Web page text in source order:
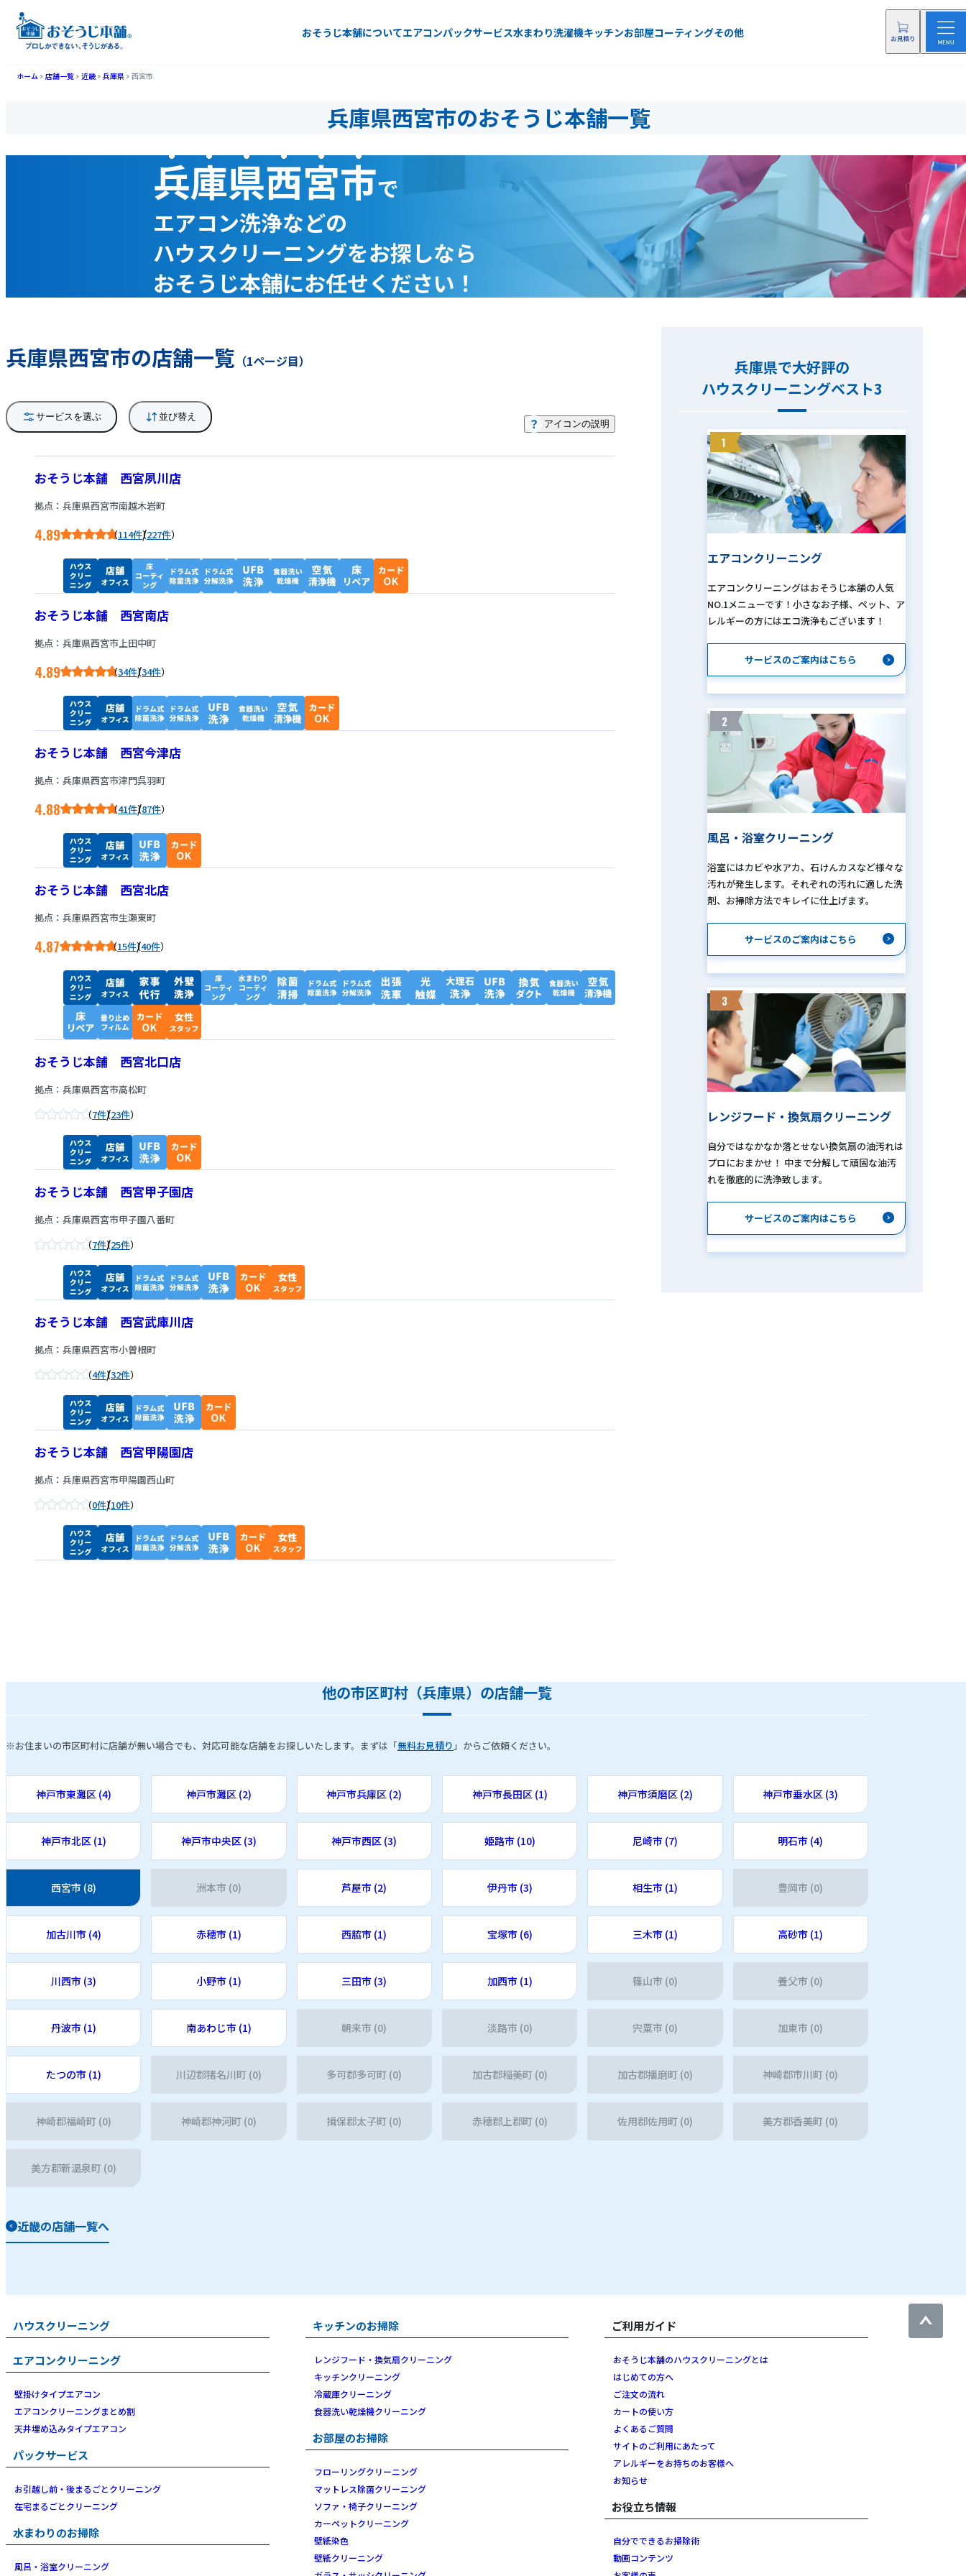
おそうじ本舗についてエアコンパックサービス水まわり洗濯機キッチンお部屋コーティングその他
ホーム 店舗一覧 近畿 兵庫県 西宮市
兵庫県西宮市のおそうじ本舗一覧
兵庫県西宮市で
エアコン洗浄などの
ハウスクリーニングをお探しなら
おそうじ本舗にお任せください！
兵庫県西宮市の店舗一覧 （1ページ目）
サービスを選ぶ 並び替え
アイコンの説明
おそうじ本舗 西宮夙川店
拠点：兵庫県西宮市南越木岩町
4.89 114件/227件
おそうじ本舗 西宮南店
拠点：兵庫県西宮市上田中町
4.89 34件/34件
おそうじ本舗 西宮今津店
拠点：兵庫県西宮市津門呉羽町
4.88 41件/87件
おそうじ本舗 西宮北店
拠点：兵庫県西宮市生瀬東町
4.87 15件/40件
おそうじ本舗 西宮北口店
拠点：兵庫県西宮市高松町
7件/23件
おそうじ本舗 西宮甲子園店
拠点：兵庫県西宮市甲子園八番町
7件/25件
おそうじ本舗 西宮武庫川店
拠点：兵庫県西宮市小曽根町
4件/32件
おそうじ本舗 西宮甲陽園店
拠点：兵庫県西宮市甲陽園西山町
0件/10件
兵庫県で大好評の
ハウスクリーニングベスト3
1
エアコンクリーニング
エアコンクリーニングはおそうじ本舗の人気
NO.1メニューです！小さなお子様、ペット、ア
レルギーの方にはエコ洗浄もございます！
サービスのご案内はこちら
2
風呂・浴室クリーニング
浴室にはカビや水アカ、石けんカスなど様々な
汚れが発生します。それぞれの汚れに適した洗
剤、お掃除方法でキレイに仕上げます。
サービスのご案内はこちら
3
レンジフード・換気扇クリーニング
自分ではなかなか落とせない換気扇の油汚れは
プロにおまかせ！ 中まで分解して頑固な油汚
れを徹底的に洗浄致します。
サービスのご案内はこちら
他の市区町村（兵庫県）の店舗一覧
※お住まいの市区町村に店舗が無い場合でも、対応可能な店舗をお探しいたします。まずは「無料お見積り 」からご依頼ください。
神戸市東灘区 (4) 神戸市灘区 (2) 神戸市兵庫区 (2) 神戸市長田区 (1) 神戸市須磨区 (2) 神戸市垂水区 (3)
神戸市北区 (1) 神戸市中央区 (3) 神戸市西区 (3) 姫路市 (10) 尼崎市 (7) 明石市 (4)
西宮市 (8) 洲本市 (0) 芦屋市 (2) 伊丹市 (3) 相生市 (1) 豊岡市 (0)
加古川市 (4) 赤穂市 (1) 西脇市 (1) 宝塚市 (6) 三木市 (1) 高砂市 (1)
川西市 (3) 小野市 (1) 三田市 (3) 加西市 (1) 篠山市 (0) 養父市 (0)
丹波市 (1) 南あわじ市 (1) 朝来市 (0) 淡路市 (0) 宍粟市 (0) 加東市 (0)
たつの市 (1) 川辺郡猪名川町 (0) 多可郡多可町 (0) 加古郡稲美町 (0) 加古郡播磨町 (0) 神崎郡市川町 (0)
神崎郡福崎町 (0) 神崎郡神河町 (0) 揖保郡太子町 (0) 赤穂郡上郡町 (0) 佐用郡佐用町 (0) 美方郡香美町 (0)
美方郡新温泉町 (0)
近畿の店舗一覧へ
ハウスクリーニング
エアコンクリーニング
壁掛けタイプエアコン
エアコンクリーニングまとめ割
天井埋め込みタイプエアコン
パックサービス
お引越し前・後まるごとクリーニング
在宅まるごとクリーニング
水まわりのお掃除
風呂・浴室クリーニング
キッチンのお掃除
レンジフード・換気扇クリーニング
キッチンクリーニング
冷蔵庫クリーニング
食器洗い乾燥機クリーニング
お部屋のお掃除
フローリングクリーニング
マットレス除菌クリーニング
ソファ・椅子クリーニング
カーペットクリーニング
壁紙染色
壁紙クリーニング
ご利用ガイド
おそうじ本舗のハウスクリーニングとは
はじめての方へ
ご注文の流れ
カートの使い方
よくあるご質問
サイトのご利用にあたって
アレルギーをお持ちのお客様へ
お知らせ
お役立ち情報
自分でできるお掃除術
動画コンテンツ